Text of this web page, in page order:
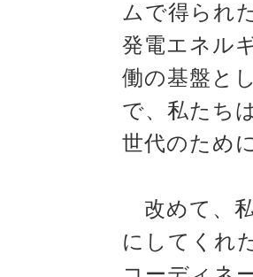
ムで得られ
発電エネル
働の基盤と
で、私たち
世代のため
改めて、
にしてくれ